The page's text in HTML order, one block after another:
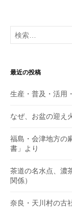
ョ
検
索:
最近の投稿
生産・普及・活用
なぜ、お盆の迎え
福島・会津地方の
書」より
茶道の名水点、濃
関係）
奈良・天川村の古